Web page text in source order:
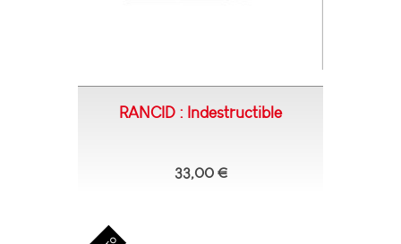
RANCID : Indestructible
33,00 €